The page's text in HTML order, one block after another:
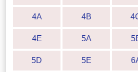
4A 4B
4E 5A
5D 5E